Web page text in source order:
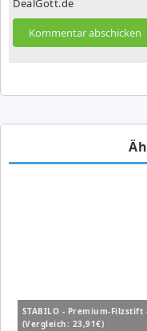
DealGott.de
STABILO - Premium-
(Vergleich: 23,91€)